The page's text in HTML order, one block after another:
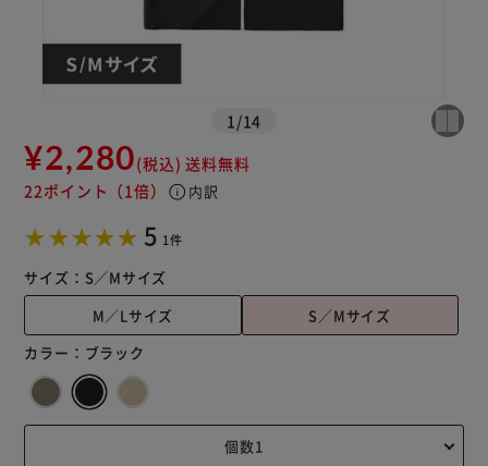
1 /14
¥2,280(税込) 送料無料
22ポイント （1倍） info 内訳
5 1件
サイズ： S／Mサイズ
M／Lサイズ
S／Mサイズ
カラー： ブラック